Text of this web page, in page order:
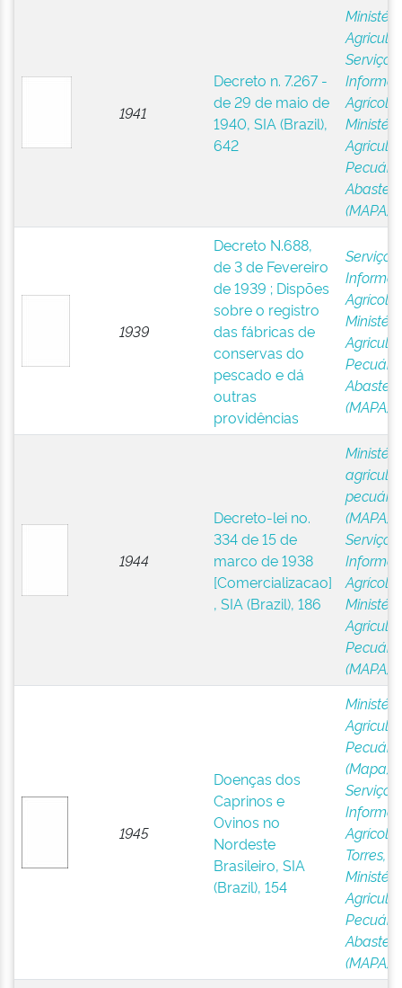
1941
Decreto n. 7.267 -
de 29 de maio de
1940, SIA (Brazil),
642
Serviço
Agrícola,
(MAPA)
1939
Decreto N.688,
de 3 de Fevereiro
de 1939 ; Dispões
sobre o registro
das fábricas de
conservas do
pescado e dá
outras
providências
Serviço
Agrícola,
(MAPA)
1944
Decreto-lei no.
334 de 15 de
marco de 1938
[Comercializacao]
, SIA (Brazil), 186
(MAPA)
Serviço
Agrícola,
(MAPA)
1945
Doenças dos
Caprinos e
Ovinos no
Nordeste
Brasileiro, SIA
(Brazil), 154
(Mapa)
Serviço
Agrícola,
Torres,
(MAPA)